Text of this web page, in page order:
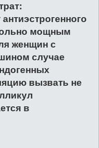
мощным
женщин с
случае
вызвать не
в